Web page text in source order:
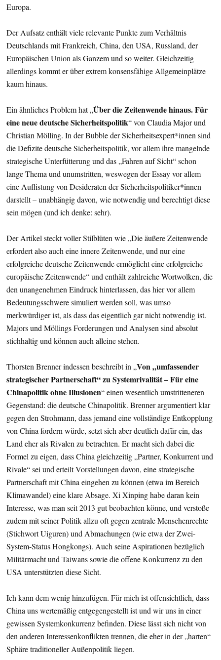
Europa.
Der Aufsatz enthält viele relevante Punkte zum Verhältnis
Deutschlands mit Frankreich, China, den USA, Russland, der
Europäischen Union als Ganzem und so weiter. Gleichzeitig
allerdings kommt er über extrem konsensfähige Allgemeinplätze
kaum hinaus.
Ein ähnliches Problem hat „Über die Zeitenwende hinaus. Für
eine neue deutsche Sicherheitspolitik“ von Claudia Major und
Christian Mölling. In der Bubble der Sicherheitsexpert*innen sind
die Defizite deutsche Sicherheitspolitik, vor allem ihre mangelnde
strategische Unterfütterung und das „Fahren auf Sicht“ schon
lange Thema und unumstritten, weswegen der Essay vor allem
eine Auflistung von Desideraten der Sicherheitspolitiker*innen
darstellt – unabhängig davon, wie notwendig und berechtigt diese
sein mögen (und ich denke: sehr).
Der Artikel steckt voller Stilblüten wie „Die äußere Zeitenwende
erfordert also auch eine innere Zeitenwende, und nur eine
erfolgreiche deutsche Zeitenwende ermöglicht eine erfolgreiche
europäische Zeitenwende“ und enthält zahlreiche Wortwolken, die
den unangenehmen Eindruck hinterlassen, das hier vor allem
Bedeutungsschwere simuliert werden soll, was umso
merkwürdiger ist, als dass das eigentlich gar nicht notwendig ist.
Majors und Möllings Forderungen und Analysen sind absolut
stichhaltig und können auch alleine stehen.
Thorsten Brenner indessen beschreibt in „Von „umfassender
strategischer Partnerschaft“ zu Systemrivalität – Für eine
Chinapolitik ohne Illusionen“ einen wesentlich umstritteneren
Gegenstand: die deutsche Chinapolitik. Brenner argumentiert klar
gegen den Strohmann, dass jemand eine vollständige Entkopplung
von China fordern würde, setzt sich aber deutlich dafür ein, das
Land eher als Rivalen zu betrachten. Er macht sich dabei die
Formel zu eigen, dass China gleichzeitig „Partner, Konkurrent und
Rivale“ sei und erteilt Vorstellungen davon, eine strategische
Partnerschaft mit China eingehen zu können (etwa im Bereich
Klimawandel) eine klare Absage. Xi Xinping habe daran kein
Interesse, was man seit 2013 gut beobachten könne, und verstoße
zudem mit seiner Politik allzu oft gegen zentrale Menschenrechte
(Stichwort Uiguren) und Abmachungen (wie etwa der Zwei-
System-Status Hongkongs). Auch seine Aspirationen bezüglich
Militärmacht und Taiwans sowie die offene Konkurrenz zu den
USA unterstützten diese Sicht.
Ich kann dem wenig hinzufügen. Für mich ist offensichtlich, dass
China uns wertemäßig entgegengestellt ist und wir uns in einer
gewissen Systemkonkurrenz befinden. Diese lässt sich nicht von
den anderen Interessenkonflikten trennen, die eher in der „harten“
Sphäre traditioneller Außenpolitik liegen.